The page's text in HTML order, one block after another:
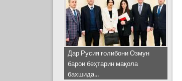
Дар Русия ғолибони Озмун
барои беҳтарин мақола
бахшида...